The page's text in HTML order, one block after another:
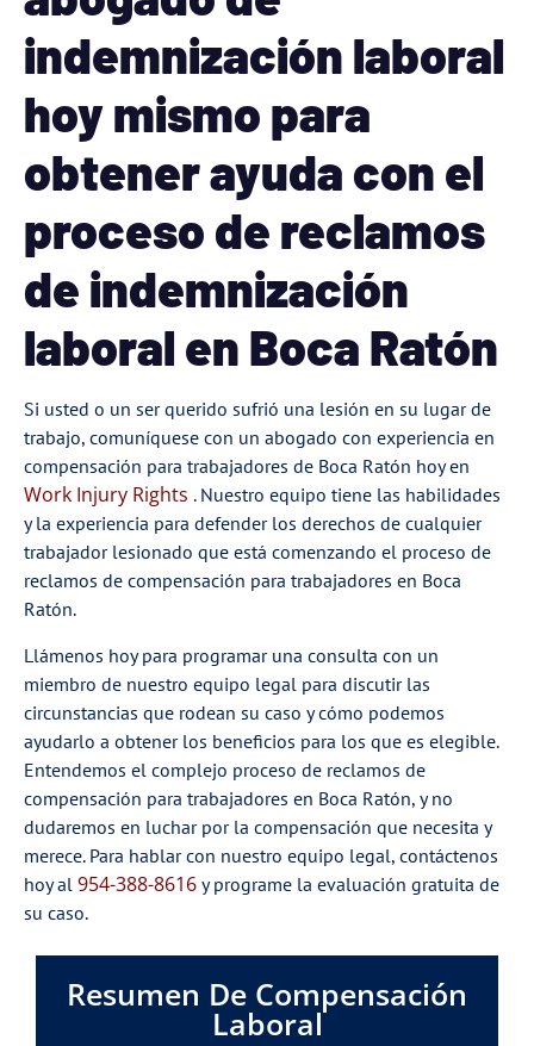
indemnización laboral
hoy mismo para
obtener ayuda con el
proceso de reclamos
de indemnización
laboral en Boca Ratón
Si usted o un ser querido sufrió una lesión en su lugar de
trabajo, comuníquese con un abogado con experiencia en
compensación para trabajadores de Boca Ratón hoy en
Work Injury Rights . Nuestro equipo tiene las habilidades
y la experiencia para defender los derechos de cualquier
trabajador lesionado que está comenzando el proceso de
reclamos de compensación para trabajadores en Boca
Ratón.
Llámenos hoy para programar una consulta con un
miembro de nuestro equipo legal para discutir las
circunstancias que rodean su caso y cómo podemos
ayudarlo a obtener los beneficios para los que es elegible.
Entendemos el complejo proceso de reclamos de
compensación para trabajadores en Boca Ratón, y no
dudaremos en luchar por la compensación que necesita y
merece. Para hablar con nuestro equipo legal, contáctenos
hoy al 954-388-8616 y programe la evaluación gratuita de
su caso.
Resumen De Compensación
Laboral